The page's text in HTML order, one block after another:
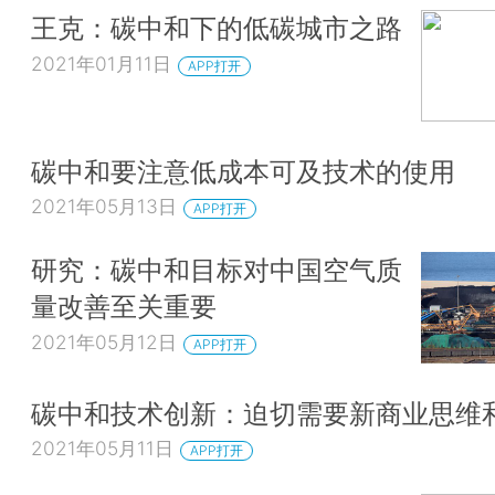
王克：碳中和下的低碳城市之路
2021年01月11日 APP打开
碳中和要注意低成本可及技术的使用
2021年05月13日 APP打开
研究：碳中和目标对中国空气质
量改善至关重要
2021年05月12日 APP打开
碳中和技术创新：迫切需要新商业思维
2021年05月11日 APP打开